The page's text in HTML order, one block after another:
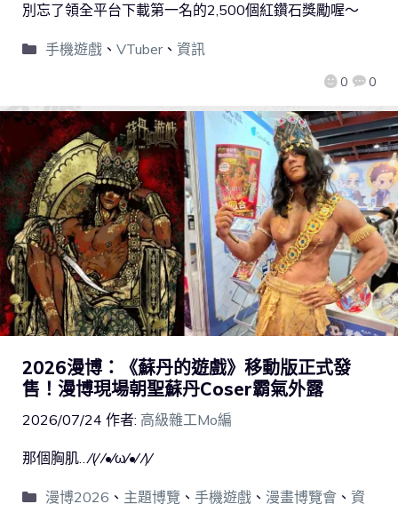
0 0
別忘了領全平台下載第一名的2,500個紅鑽石獎勵喔～
手機遊戲、 VTuber、 資訊
2026漫博：《蘇丹的遊戲》移動版正式發
售！漫博現場朝聖蘇丹Coser霸氣外露
2026/07/24 作者: 高級雜工Mo編
那個胸肌…⁄(⁄ ⁄•⁄ω⁄•⁄ ⁄)⁄
漫博2026 、 主題博覽 、 手機遊戲、 漫畫博覽會、 資